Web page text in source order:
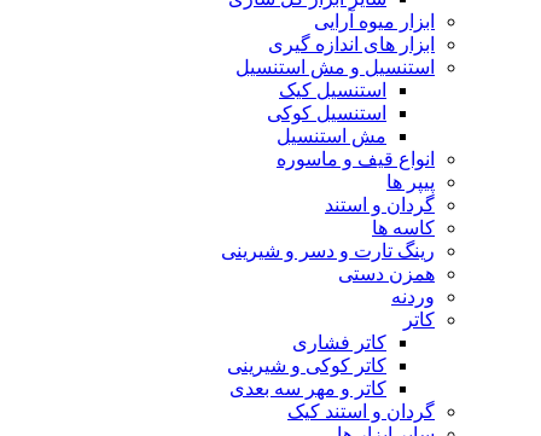
ابزار میوه آرایی
ابزار های اندازه گیری
استنسیل و مش استنسیل
استنسیل کیک
استنسیل کوکی
مش استنسیل
انواع قیف و ماسوره
پیپر ها
گردان و استند
کاسه ها
رینگ تارت و دسر و شیرینی
همزن دستی
وردنه
کاتر
کاتر فشاری
کاتر کوکی و شیرینی
کاتر و مهر سه بعدی
گردان و استند کیک